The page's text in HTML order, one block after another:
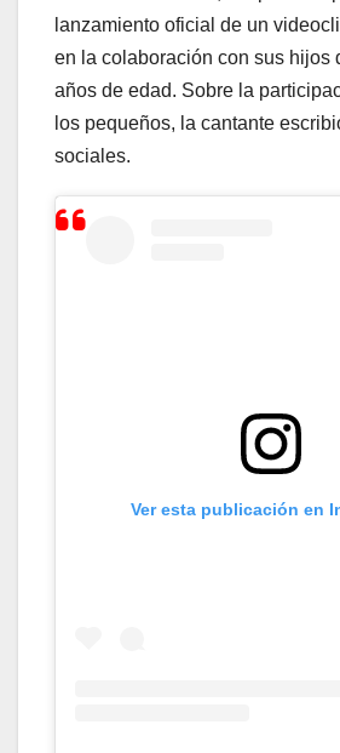
lanzamiento oficial de un
en la colaboración con sus hijos
años de edad. Sobre la
los pequeños, la cantante
sociales.
Ver esta publicación en